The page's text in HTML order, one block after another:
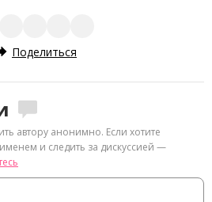
Поделиться
автору анонимно. Если хотите
и следить за дискуссией —